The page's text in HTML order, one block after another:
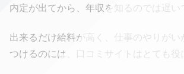
内定が出てから、年収を知るのでは遅い
出来るだけ給料が高く、仕事のやりがい
つけるのには、口コミサイトはとても役